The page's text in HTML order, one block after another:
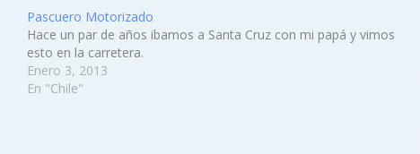
Pascuero Motorizado
Hace un par de años ibamos a Santa Cruz con mi papá y vimos
esto en la carretera.
Enero 3, 2013
En "Chile"